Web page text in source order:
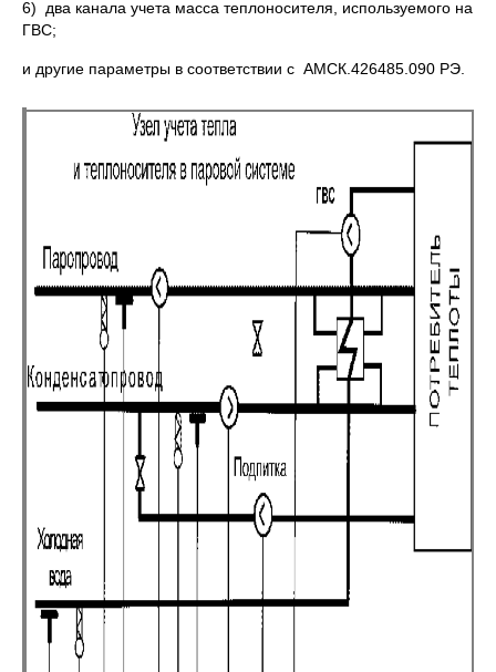
6) два канала учета масса теплоносителя, используемого на
ГВС;
и другие параметры в соответствии с АМСК.426485.090 РЭ.